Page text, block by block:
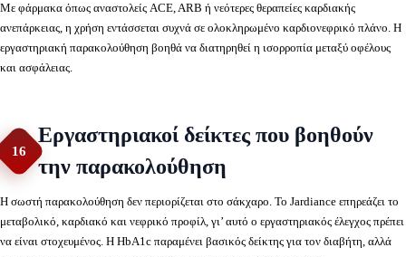
Με φάρμακα όπως αναστολείς ACE, ARB ή νεότερες θεραπείες καρδιακής
ανεπάρκειας, η χρήση εντάσσεται συχνά σε ολοκληρωμένο καρδιονεφρικό πλάνο. Η
εργαστηριακή παρακολούθηση βοηθά να διατηρηθεί η ισορροπία μεταξύ οφέλους
και ασφάλειας.
16
Εργαστηριακοί δείκτες που βοηθούν
την παρακολούθηση
Η σωστή παρακολούθηση δεν περιορίζεται στο σάκχαρο. Το Jardiance επηρεάζει το
μεταβολικό, καρδιακό και νεφρικό προφίλ, γι’ αυτό ο εργαστηριακός έλεγχος πρέπει
να είναι στοχευμένος. Η HbA1c παραμένει βασικός δείκτης για τον διαβήτη, αλλά